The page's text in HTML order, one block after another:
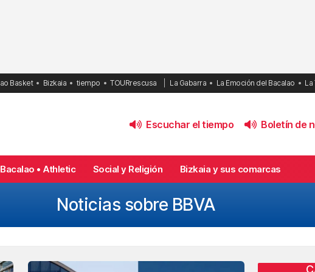
Basket Bizkaia tiempo TOURrescusa La Gabarra La Emoción del Bacalao La
Escuchar el tiempo Boletín de
Bacalao • Athletic Social y Religión Bizkaia y sus comarcas
Noticias sobre BBVA